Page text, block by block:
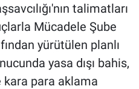
talimatları
Mücadele Şube
yürütülen planlı
yasa dışı bahis,
kara para aklama